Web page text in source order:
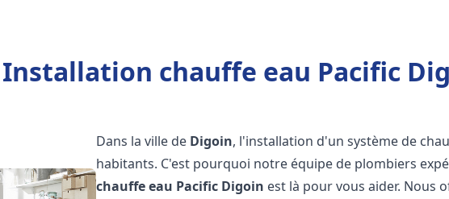
chauffe eau Pacific
Dans la ville de Digoin, l'installation d'un système de
habitants. C'est pourquoi notre équipe de plombiers
chauffe eau Pacific Digoin est là pour vous aider. Nous